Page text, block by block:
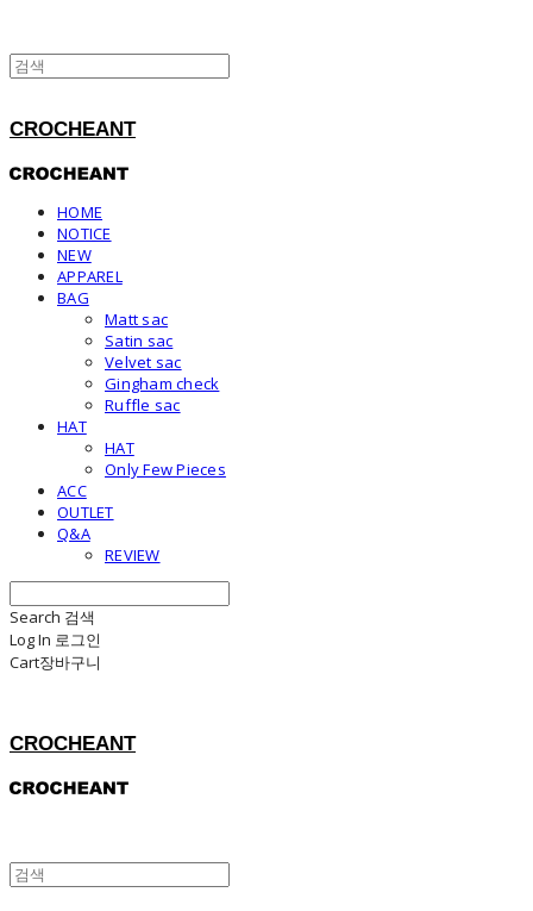
CROCHEANT
HOME
NOTICE
NEW
APPAREL
BAG
Matt sac
Satin sac
Velvet sac
Gingham check
Ruffle sac
HAT
HAT
Only Few Pieces
ACC
OUTLET
Q&A
REVIEW
Search 검색
Log In 로그인
Cart장바구니
CROCHEANT